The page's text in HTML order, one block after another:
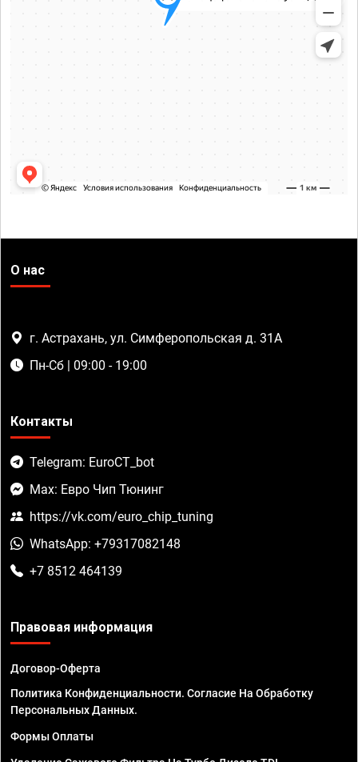
О нас
г. Астрахань, ул. Симферопольская д. 31А
Пн-Сб | 09:00 - 19:00
Контакты
Telegram: EuroCT_bot
Max: Евро Чип Тюнинг
https://vk.com/euro_chip_tuning
WhatsApp: +79317082148
+7 8512 464139
Правовая информация
Договор-Оферта
Политика Конфиденциальности. Согласие На Обработку
Персональных Данных.
Формы Оплаты